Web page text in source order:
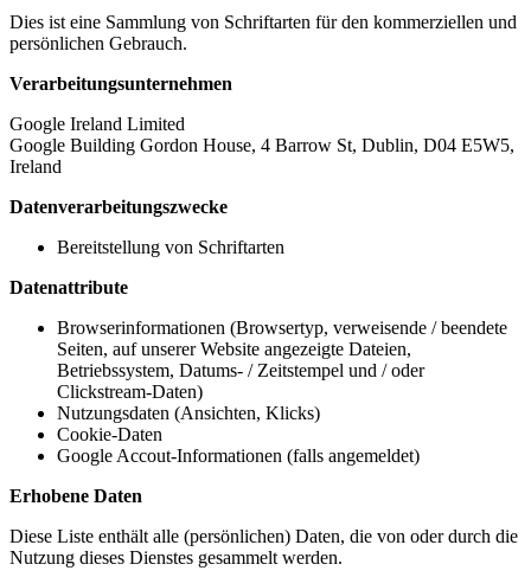
Dies ist eine Sammlung von Schriftarten für den kommerziellen und
persönlichen Gebrauch.
Verarbeitungsunternehmen
Google Ireland Limited
Google Building Gordon House, 4 Barrow St, Dublin, D04 E5W5,
Ireland
Datenverarbeitungszwecke
Bereitstellung von Schriftarten
Datenattribute
Browserinformationen (Browsertyp, verweisende / beendete
Seiten, auf unserer Website angezeigte Dateien,
Betriebssystem, Datums- / Zeitstempel und / oder
Clickstream-Daten)
Nutzungsdaten (Ansichten, Klicks)
Cookie-Daten
Google Accout-Informationen (falls angemeldet)
Erhobene Daten
Diese Liste enthält alle (persönlichen) Daten, die von oder durch die
Nutzung dieses Dienstes gesammelt werden.